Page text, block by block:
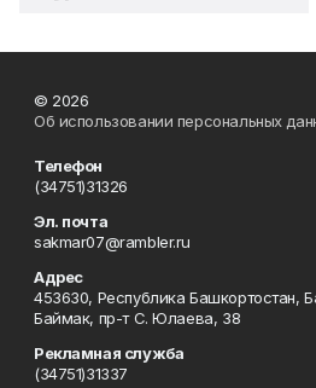
© 2026
Об использовании персональных
Телефон
(34751)31326
Эл. почта
sakmar07@rambler.ru
Адрес
453630, Республика Башкортостан,
Баймак, пр-т С. Юлаева, 38
Рекламная служба
(34751)31337